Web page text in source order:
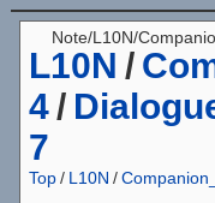
L10N /
4 /
7
Note/L10N/
Top / L10N /